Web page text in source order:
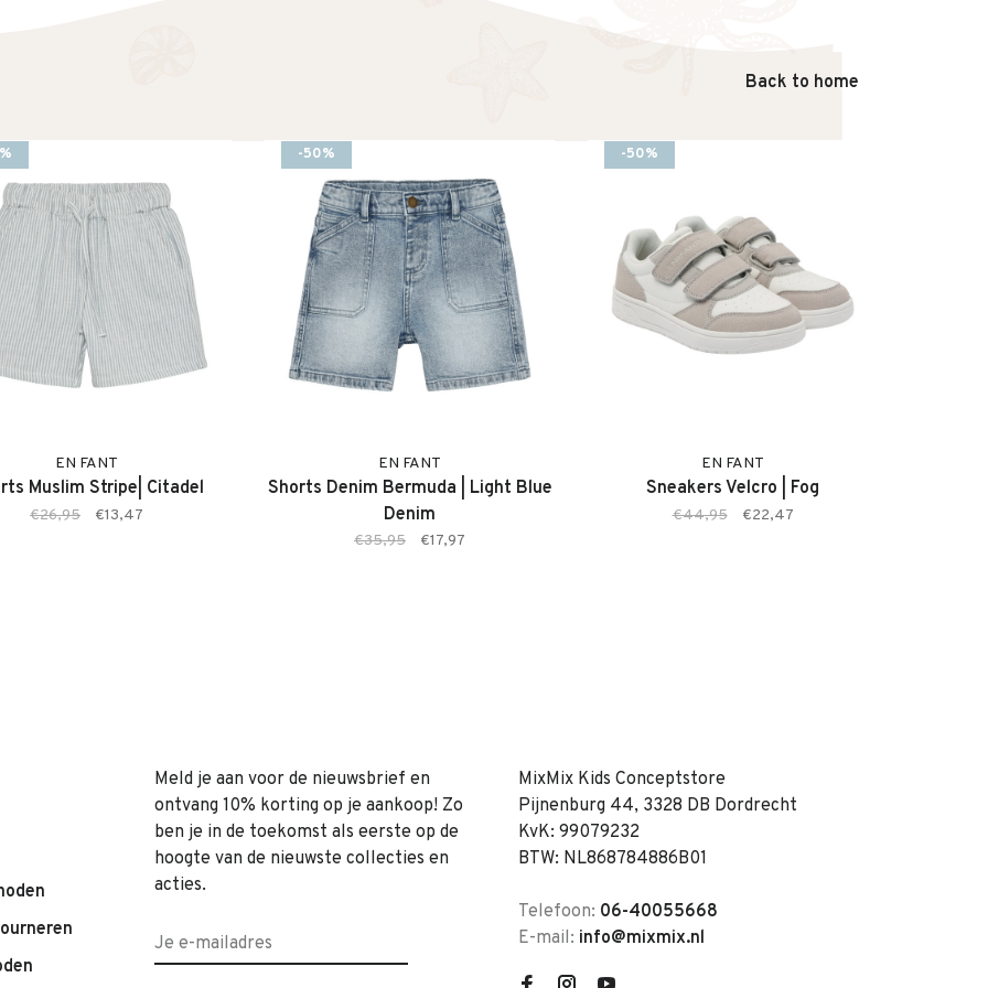
Back to home
EN FANT
Muslim Stripe| Citadel
€26,95 €13,47
-50%
EN FANT
Shorts Denim Bermuda | Light Blue
Denim
€35,95 €17,97
-50%
EN FANT
Sneakers Velcro | Fog
€44,95 €22,47
Meld je aan voor de nieuwsbrief en
ontvang 10% korting op je aankoop! Zo
ben je in de toekomst als eerste op de
hoogte van de nieuwste collecties en
acties.
MixMix Kids Conceptstore
Pijnenburg 44, 3328 DB Dordrecht
KvK: 99079232
BTW: NL868784886B01
Telefoon: 06-40055668
E-mail: info@mixmix.nl